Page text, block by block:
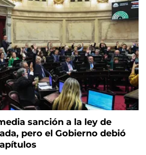
sanción a la ley de
pero el Gobierno debió